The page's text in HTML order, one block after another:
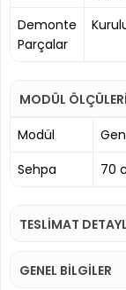
Demonte
Parçalar
MODÜL ÖLÇÜLERİ
Modül
Sehpa
70
TESLİMAT
GENEL BİLGİLER